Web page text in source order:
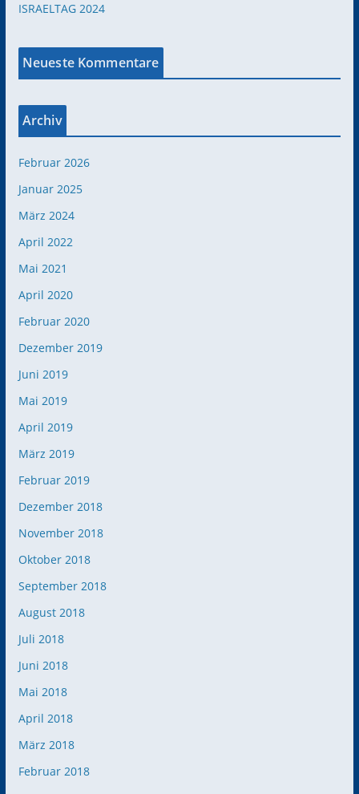
ISRAELTAG 2024
Neueste Kommentare
Archiv
Februar 2026
Januar 2025
März 2024
April 2022
Mai 2021
April 2020
Februar 2020
Dezember 2019
Juni 2019
Mai 2019
April 2019
März 2019
Februar 2019
Dezember 2018
November 2018
Oktober 2018
September 2018
August 2018
Juli 2018
Juni 2018
Mai 2018
April 2018
März 2018
Februar 2018